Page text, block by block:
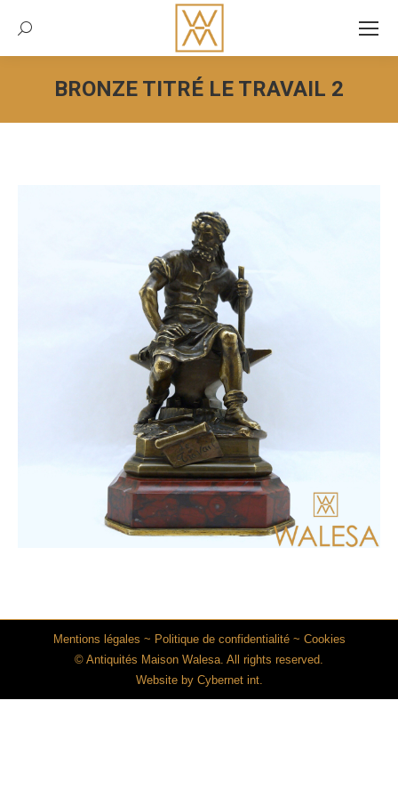
Recherche:
BRONZE TITRÉ LE TRAVAIL 2
Vous êtes ici :
Mentions légales ~ Politique de confidentialité~ Cookies
© Antiquités Maison Walesa. All rights reserved.
Website by Cybernet int.